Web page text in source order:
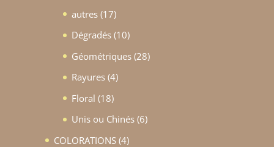
autres 1717
produits
Dégradés 1010
produits
Géométriques 2828
Rayures 44
Floral 1818
produits
Unis ou Chinés 66
COLORATIONS 44